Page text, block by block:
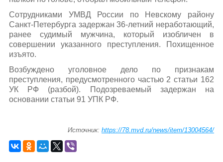
Сотрудниками УМВД России по Невскому району
Санкт-Петербурга задержан 36-летний неработающий,
ранее судимый мужчина, который изобличен в
совершении указанного преступления. Похищенное
изъято.
Возбуждено уголовное дело по признакам
преступления, предусмотренного частью 2 статьи 162
УК РФ (разбой). Подозреваемый задержан на
основании статьи 91 УПК РФ.
Источник:https://78.mvd.ru/news/item/13004564/